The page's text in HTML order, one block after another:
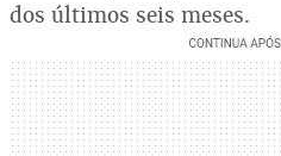
dos últimos seis meses.